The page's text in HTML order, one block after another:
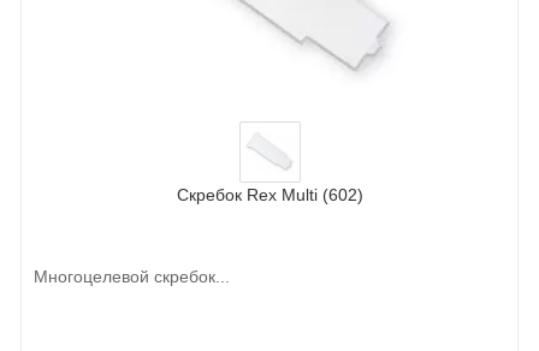
Скребок Rex Multi (602)
Многоцелевой скребок...